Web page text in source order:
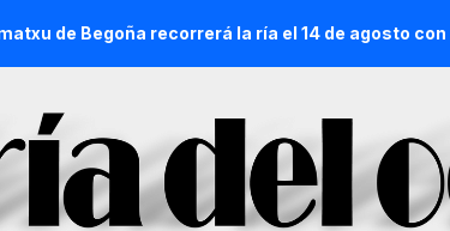
recorrerá la ría el 14 de agosto con siete